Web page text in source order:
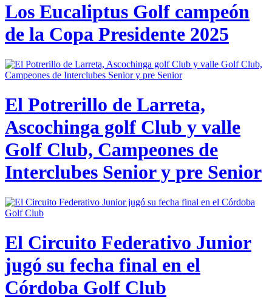
Los Eucaliptus Golf campeón
de la Copa Presidente 2025
El Potrerillo de Larreta,
Ascochinga golf Club y valle
Golf Club, Campeones de
Interclubes Senior y pre Senior
El Circuito Federativo Junior
jugó su fecha final en el
Córdoba Golf Club